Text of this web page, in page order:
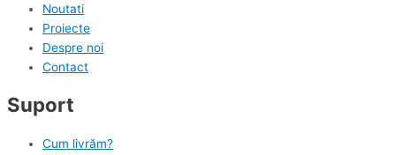
Noutati
Proiecte
Despre noi
Contact
Suport
Cum livrăm?